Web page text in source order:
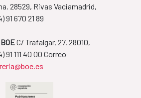
28529, Rivas Vaciamadrid,
91 670 21 89
C/ Trafalgar, 27. 28010,
91 111 40 00 Correo